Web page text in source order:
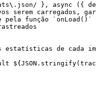
\. json / }, async ({
serem carregados,
pela função `onLoad()`
estatísticas de cada
${JSON . stringify(